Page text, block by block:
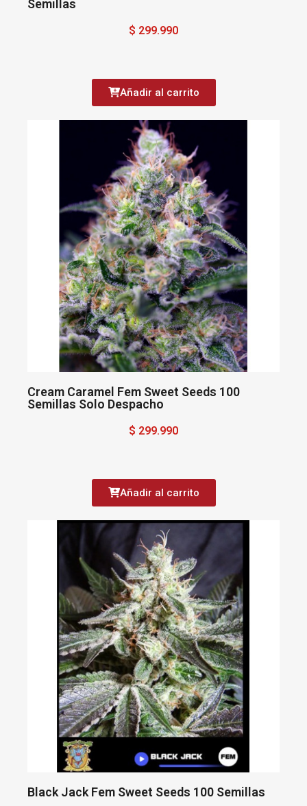
Semillas
$ 299.990
Añadir al carrito
Cream Caramel Fem Sweet Seeds 100
Semillas Solo Despacho
$ 299.990
Añadir al carrito
Black Jack Fem Sweet Seeds 100 Semillas